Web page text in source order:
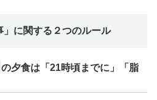
に関する２つのルール
夕食は「21時頃までに」「脂